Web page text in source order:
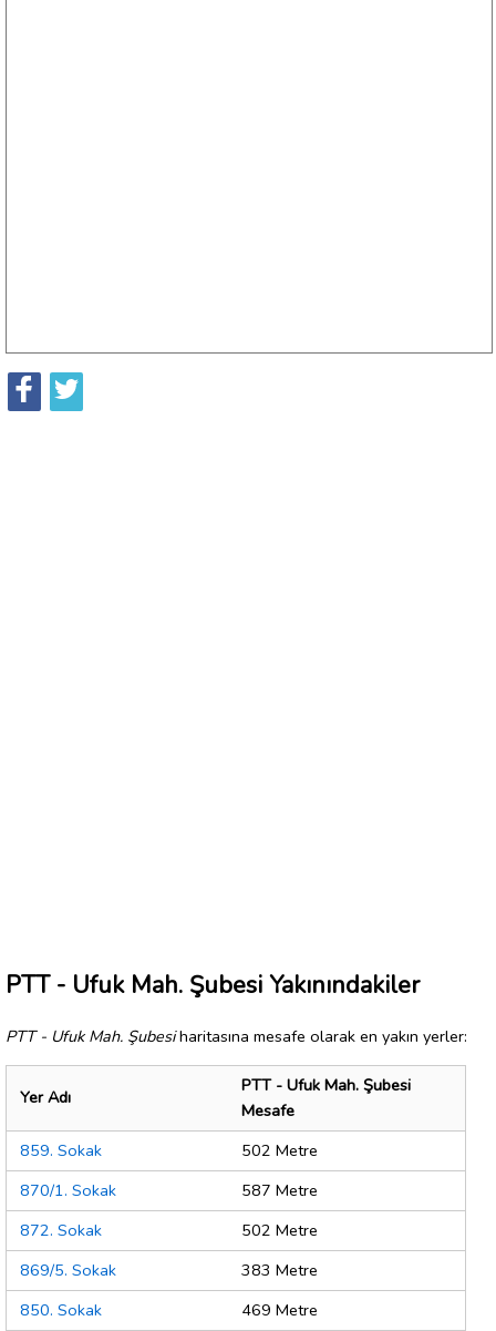
PTT - Ufuk Mah. Şubesi Yakınındakiler
PTT - Ufuk Mah. Şubesiharitasına mesafe olarak en yakın yerler:
Yer Adı
PTT - Ufuk Mah. Şubesi
Mesafe
859. Sokak
502 Metre
870/1. Sokak
587 Metre
872. Sokak
502 Metre
869/5. Sokak
383 Metre
850. Sokak
469 Metre